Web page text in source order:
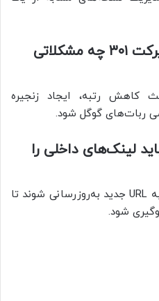
استفاده نادرست از ریدایرکت ۳۰۱ چه مشکلاتی
کاهش رتبه، ایجاد زنجیره
ربات‌های گوگل شود.
بعد از ریدایرکت ۳۰۱ باید لینک‌های داخلی را
بله، حتماً. لینک‌های داخلی باید به URL جدید به‌روزرسانی شوند تا
شود.